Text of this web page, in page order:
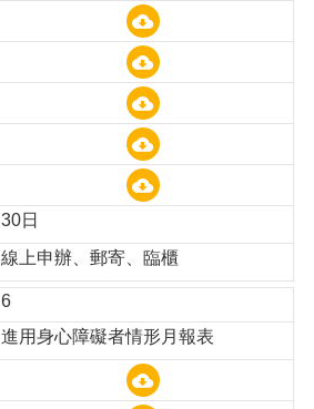
30日
線上申辦、郵寄、臨櫃
6
進用身心障礙者情形月報表